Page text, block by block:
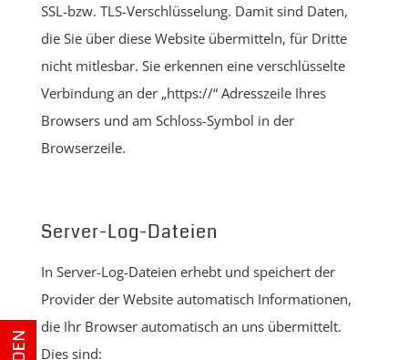
SSL-bzw. TLS-Verschlüsselung. Damit sind Daten,
die Sie über diese Website übermitteln, für Dritte
nicht mitlesbar. Sie erkennen eine verschlüsselte
Verbindung an der „https://“ Adresszeile Ihres
Browsers und am Schloss-Symbol in der
Browserzeile.
Server-Log-Dateien
In Server-Log-Dateien erhebt und speichert der
Provider der Website automatisch Informationen,
die Ihr Browser automatisch an uns übermittelt.
Dies sind: